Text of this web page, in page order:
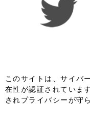
このサイトは、サイバ
在性が認証されていま
されプライバシーが守